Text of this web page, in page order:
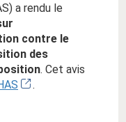
a rendu le
contre le
des
. Cet avis
.